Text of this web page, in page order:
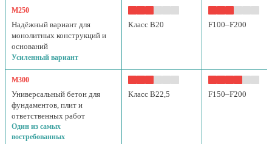
М250
Надёжный вариант для
монолитных конструкций и
оснований
Усиленный вариант
Класс B20 F100–F200
М300
Универсальный бетон для
фундаментов, плит и
ответственных работ
Один из самых
востребованных
Класс B22,5 F150–F200